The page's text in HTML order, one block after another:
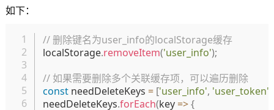
如下：
// 删除键名为user_info的localStorage缓存
localStorage.removeItem('user_info');
// 如果需要删除多个关联缓存项，可以遍历删除
const needDeleteKeys = ['user_info', 'user_token'
needDeleteKeys.forEach(key =>{